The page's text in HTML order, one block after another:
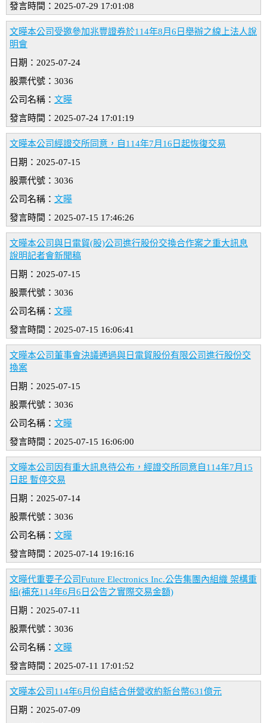
發言時間：2025-07-29 17:01:08
文曄本公司受邀參加兆豐證券於114年8月6日舉辦之線上法人說
明會
日期：2025-07-24
股票代號：3036
公司名稱： 文曄
發言時間：2025-07-24 17:01:19
文曄本公司經證交所同意，自114年7月16日起恢復交易
日期：2025-07-15
股票代號：3036
公司名稱： 文曄
發言時間：2025-07-15 17:46:26
文曄本公司與日電貿(股)公司進行股份交換合作案之重大訊息
說明記者會新聞稿
日期：2025-07-15
股票代號：3036
公司名稱： 文曄
發言時間：2025-07-15 16:06:41
文曄本公司董事會決議通過與日電貿股份有限公司進行股份交
換案
日期：2025-07-15
股票代號：3036
公司名稱： 文曄
發言時間：2025-07-15 16:06:00
文曄本公司因有重大訊息待公布，經證交所同意自114年7月15
日起 暫停交易
日期：2025-07-14
股票代號：3036
公司名稱： 文曄
發言時間：2025-07-14 19:16:16
文曄代重要子公司Future Electronics Inc.公告集團內組織 架構重
組(補充114年6月6日公告之實際交易金額)
日期：2025-07-11
股票代號：3036
公司名稱： 文曄
發言時間：2025-07-11 17:01:52
文曄本公司114年6月份自結合併營收約新台幣631億元
日期：2025-07-09